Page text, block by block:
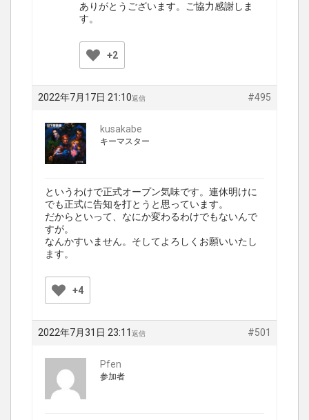
ありがとうございます。ご協力感謝しま
す。
+2
2022年7月17日 21:10 #495
返信
kusakabe
キーマスター
というわけで正式オープン気味です。連休明けに
でも正式に告知を打とうと思っています。
だからといって、なにか変わるわけでもないんで
すが。
なんかすいません。そしてよろしくお願いいたし
ます。
+4
2022年7月31日 23:11 #501
返信
Pfen
参加者